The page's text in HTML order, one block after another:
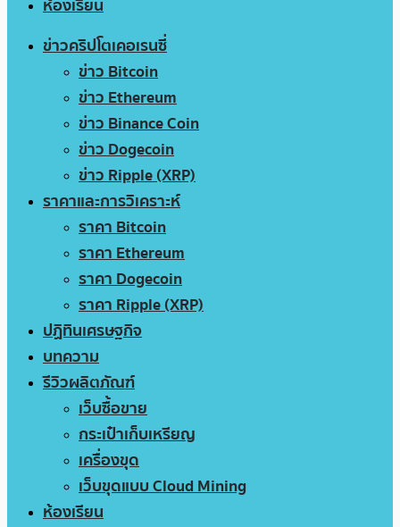
ห้องเรียน
ข่าวคริปโตเคอเรนซี่
ข่าว Bitcoin
ข่าว Ethereum
ข่าว Binance Coin
ข่าว Dogecoin
ข่าว Ripple (XRP)
ราคาและการวิเคราะห์
ราคา Bitcoin
ราคา Ethereum
ราคา Dogecoin
ราคา Ripple (XRP)
ปฏิทินเศรษฐกิจ
บทความ
รีวิวผลิตภัณฑ์
เว็บซื้อขาย
กระเป๋าเก็บเหรียญ
เครื่องขุด
เว็บขุดแบบ Cloud Mining
ห้องเรียน